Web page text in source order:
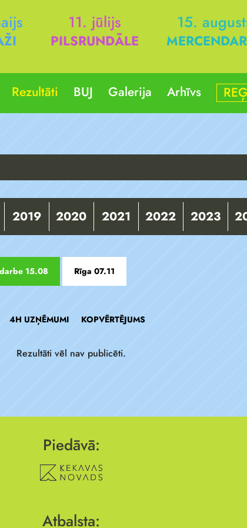
11. jūlijs
PILSRUNDĀLE
15.
Rezultāti BUJ Galerija Arhīvs
2019 2020 2021 2022 2023
15.08 Rīga 07.11
4H UZŅĒMUMI KOPVĒRTĒJUMS
Rezultāti vēl nav publicēti.
Piedāvā:
Atbalsta: